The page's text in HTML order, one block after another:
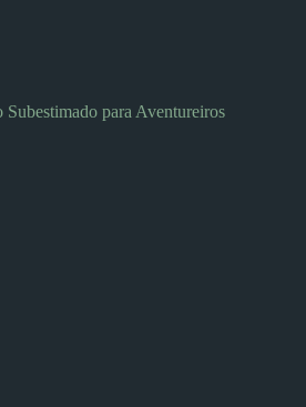
para Aventureiros